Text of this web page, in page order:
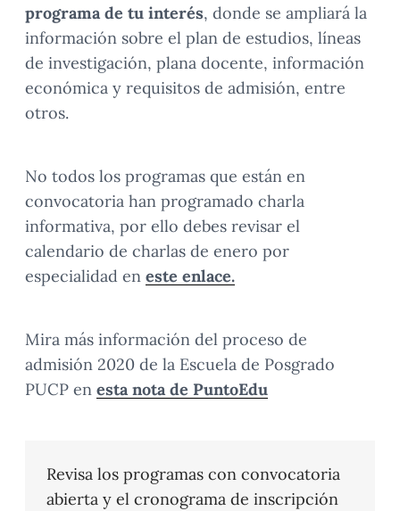
programa de tu interés, donde se ampliará la
información sobre el plan de estudios, líneas
de investigación, plana docente, información
económica y requisitos de admisión, entre
otros.
No todos los programas que están en
convocatoria han programado charla
informativa, por ello debes revisar el
calendario de charlas de enero por
especialidad en este enlace.
Mira más información del proceso de
admisión 2020 de la Escuela de Posgrado
PUCP en esta nota de PuntoEdu
Revisa los programas con convocatoria
abierta y el cronograma de inscripción